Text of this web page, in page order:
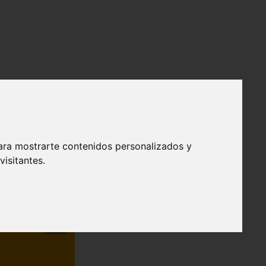
mostrarte contenidos personalizados y